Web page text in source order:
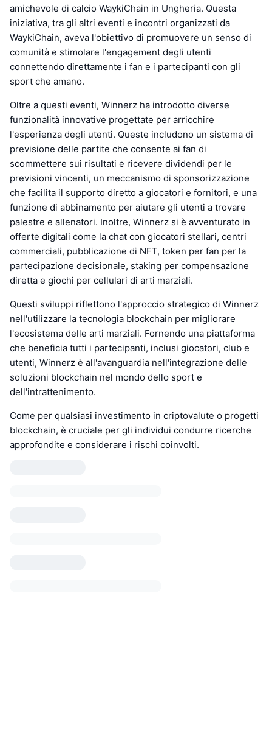
amichevole di calcio WaykiChain in Ungheria. Questa
iniziativa, tra gli altri eventi e incontri organizzati da
WaykiChain, aveva l'obiettivo di promuovere un senso di
comunità e stimolare l'engagement degli utenti
connettendo direttamente i fan e i partecipanti con gli
sport che amano.
Oltre a questi eventi, Winnerz ha introdotto diverse
funzionalità innovative progettate per arricchire
l'esperienza degli utenti. Queste includono un sistema di
previsione delle partite che consente ai fan di
scommettere sui risultati e ricevere dividendi per le
previsioni vincenti, un meccanismo di sponsorizzazione
che facilita il supporto diretto a giocatori e fornitori, e una
funzione di abbinamento per aiutare gli utenti a trovare
palestre e allenatori. Inoltre, Winnerz si è avventurato in
offerte digitali come la chat con giocatori stellari, centri
commerciali, pubblicazione di NFT, token per fan per la
partecipazione decisionale, staking per compensazione
diretta e giochi per cellulari di arti marziali.
Questi sviluppi riflettono l'approccio strategico di Winnerz
nell'utilizzare la tecnologia blockchain per migliorare
l'ecosistema delle arti marziali. Fornendo una piattaforma
che beneficia tutti i partecipanti, inclusi giocatori, club e
utenti, Winnerz è all'avanguardia nell'integrazione delle
soluzioni blockchain nel mondo dello sport e
dell'intrattenimento.
Come per qualsiasi investimento in criptovalute o progetti
blockchain, è cruciale per gli individui condurre ricerche
approfondite e considerare i rischi coinvolti.